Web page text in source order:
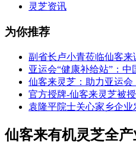
灵芝资讯
为你推荐
副省长卢小青莅临仙客来
亚运会“健康补给站”：
仙客来灵芝：助力亚运
官方授牌-仙客来灵芝被
袁隆平院士关心家乡企业
仙客来有机灵芝全